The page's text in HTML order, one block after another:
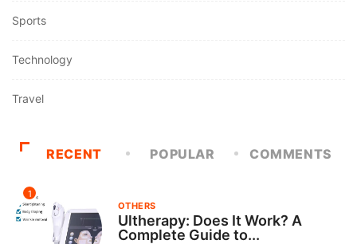
Sports
Technology
Travel
RECENT POPULAR COMMENTS
1
OTHERS
Ultherapy: Does It Work? A
Complete Guide to...